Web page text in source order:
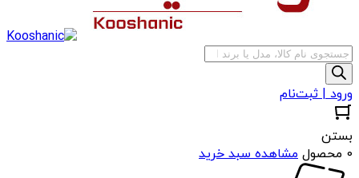
جستجوی
محصولات
ورود | ثبت‌نام
بستن
0 محصول
مشاهده سبد خرید